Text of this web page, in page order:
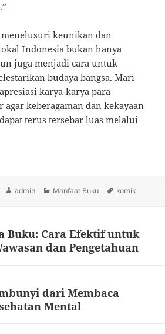
keunikan dan
Indonesia bukan hanya
juga menjadi cara untuk
budaya bangsa. Mari
karya-karya para
keberagaman dan kekayaan
terus tersebar luas melalui
Author
admin Categories
Manfaat Buku Tags
komik
Buku: Cara Efektif untuk
dan Pengetahuan
dari Membaca
Mental